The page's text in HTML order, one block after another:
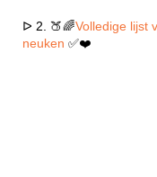
ᐅ 2. 🍑🌈Volledige lijst
neuken ✅❤️